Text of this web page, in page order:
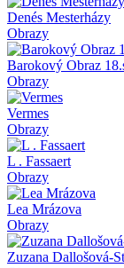
Denés Mesterházy
Obrazy
Barokový Obraz
Obrazy
Vermes
Obrazy
L . Fassaert
Obrazy
Lea Mrázova
Obrazy
Zuzana Dallošová-